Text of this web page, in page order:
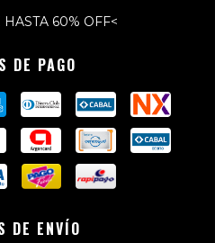
HASTA 60% OFF<
DE PAGO
DE ENVÍO